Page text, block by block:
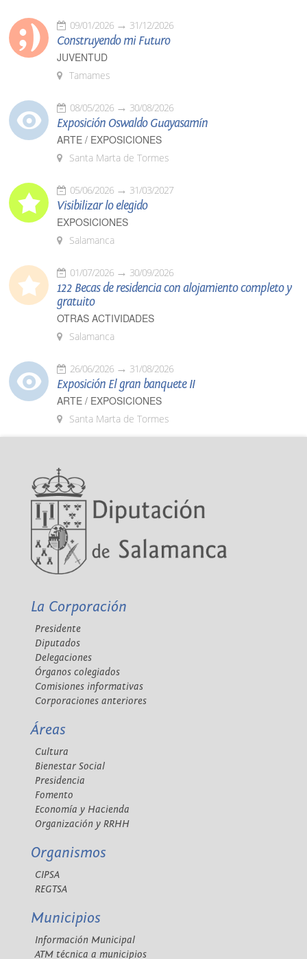
09/01/2026 31/12/2026
Construyendo mi Futuro
JUVENTUD
Tamames
08/05/2026 30/08/2026
Exposición Oswaldo Guayasamín
ARTE / EXPOSICIONES
Santa Marta de Tormes
05/06/2026 31/03/2027
Visibilizar lo elegido
EXPOSICIONES
Salamanca
01/07/2026 30/09/2026
122 Becas de residencia con alojamiento completo y
gratuito
OTRAS ACTIVIDADES
Salamanca
26/06/2026 31/08/2026
Exposición El gran banquete II
ARTE / EXPOSICIONES
Santa Marta de Tormes
La Corporación
Presidente
Diputados
Delegaciones
Órganos colegiados
Comisiones informativas
Corporaciones anteriores
Áreas
Cultura
Bienestar Social
Presidencia
Fomento
Economía y Hacienda
Organización y RRHH
Organismos
CIPSA
REGTSA
Municipios
Información Municipal
ATM técnica a municipios